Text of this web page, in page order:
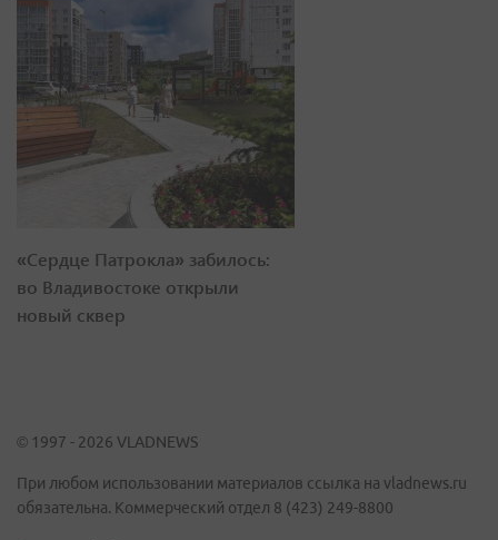
«Сердце Патрокла» забилось:
во Владивостоке открыли
новый сквер
© 1997 - 2026 VLADNEWS
При любом использовании материалов ссылка на vladnews.ru
обязательна. Коммерческий отдел 8 (423) 249-8800